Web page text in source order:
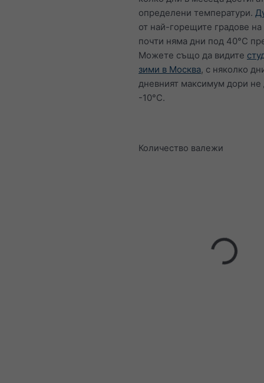
определени температури.
от най-горещите градове
почти няма дни под 40°C
Можете също да видите
зими в Москва, с няколко
дневният максимум дори не
-10°C.
Количество валежи